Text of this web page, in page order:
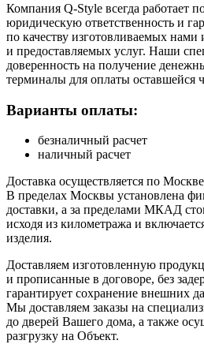
Компания Q-Style всегда работает
юридическую ответственность и
по качеству изготовливаемых нами
и предоставляемых услуг. Наши
доверенность на получение
терминалы для оплаты оставшейся
Варианты оплаты:
безналичный расчет
наличный расчет
Доставка осуществляется по
В пределах Москвы установлена
доставки, а за пределами МКАД
исходя из километража и
изделия.
Доставляем изготовленную
и прописанные в договоре, без
гарантирует сохранение внешних
Мы доставляем заказы на
до дверей Вашего дома, а также
разгрузку на Объект.